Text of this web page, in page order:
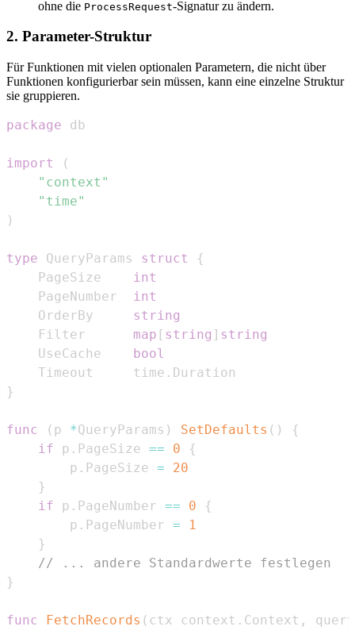
ohne die ProcessRequest-Signatur zu ändern.
2. Parameter-Struktur
Für Funktionen mit vielen optionalen Parametern, die nicht über
Funktionen konfigurierbar sein müssen, kann eine einzelne Struktur
sie gruppieren.
package
import
(
"context"
"time"
)
type QueryParams struct
{
	PageSize
int
	PageNumber
int
	OrderBy
string
	Filter
map [ string ] string
	UseCache
bool
	Timeout     time
.
}
func ( p *QueryParams ) SetDefaults ( )
{
if p . PageSize == 0
{
		p
. PageSize =
20
}
if p . PageNumber == 0
{
		p
. PageNumber =
1
}
// ... andere Standardwerte festlegen
}
func FetchRecords ( ctx context . Context ,